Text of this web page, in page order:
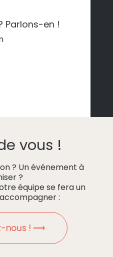
Parlons-en !
vous !
? Un événement à
?
équipe se fera un
:
nous ! ⟶